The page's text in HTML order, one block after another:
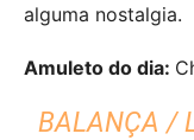
alguma nostalgia.
Amuleto do dia:
BALANÇA /